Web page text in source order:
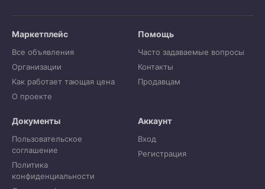
Маркетплейс
Все объявления
Организации
Как работает тающая цена
О проекте
Помощь
Часто задаваемые вопросы
Контакты
Продавцам
Документы
Пользовательское
соглашение
Политика
конфиденциальности
Аккаунт
Вход
Регистрация